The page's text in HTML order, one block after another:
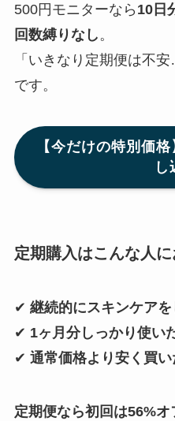
500円モニターなら 10日
回数縛りなし。
「いきなり定期便は不
です。
【今だけの特別価格
し
定期購入はこんな人
✔ 継続的にスキンケア
✔ 1ヶ月分しっかり使い
✔ 通常価格より安く買い
定期便なら初回は56%